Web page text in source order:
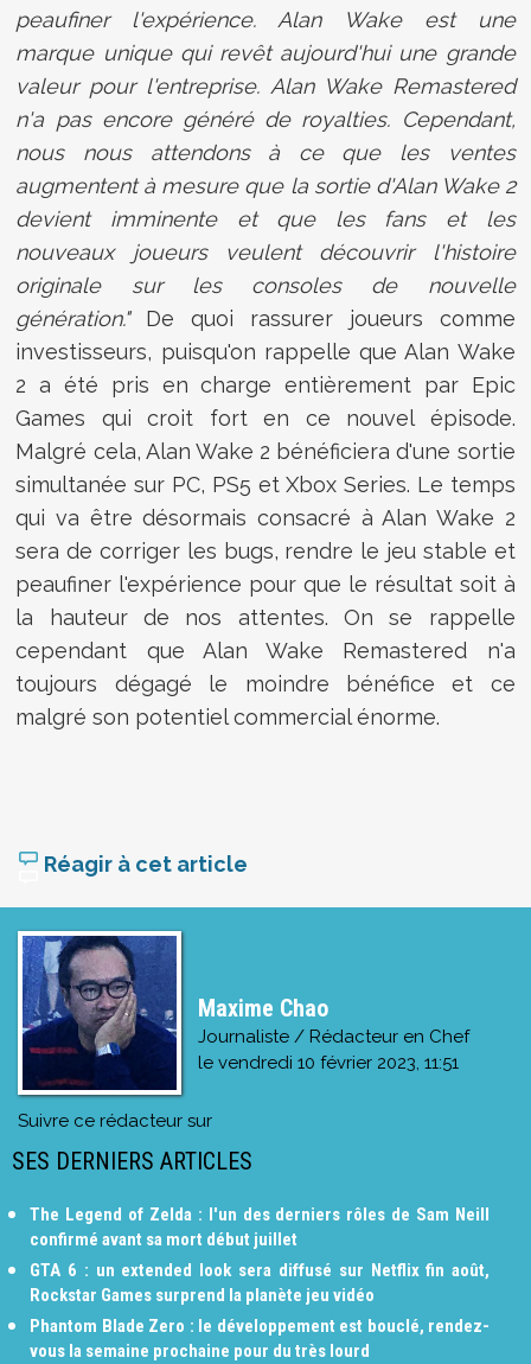
peaufiner l'expérience. Alan Wake est une
marque unique qui revêt aujourd'hui une grande
valeur pour l'entreprise. Alan Wake Remastered
n'a pas encore généré de royalties. Cependant,
nous nous attendons à ce que les ventes
augmentent à mesure que la sortie d'Alan Wake 2
devient imminente et que les fans et les
nouveaux joueurs veulent découvrir l'histoire
originale sur les consoles de nouvelle
génération."De quoi rassurer joueurs comme
investisseurs, puisqu'on rappelle que Alan Wake
2 a été pris en charge entièrement par Epic
Games qui croit fort en ce nouvel épisode.
Malgré cela, Alan Wake 2 bénéficiera d'une sortie
simultanée sur PC, PS5 et Xbox Series. Le temps
qui va être désormais consacré à Alan Wake 2
sera de corriger les bugs, rendre le jeu stable et
peaufiner l'expérience pour que le résultat soit à
la hauteur de nos attentes. On se rappelle
cependant que Alan Wake Remastered n'a
toujours dégagé le moindre bénéfice et ce
malgré son potentiel commercial énorme.
Réagir à cet article
Maxime Chao
Journaliste / Rédacteur en Chef
le vendredi 10 février 2023, 11:51
Suivre ce rédacteur sur
SES DERNIERS ARTICLES
The Legend of Zelda : l'un des derniers rôles de Sam Neill
confirmé avant sa mort début juillet
GTA 6 : un extended look sera diffusé sur Netflix fin août,
Rockstar Games surprend la planète jeu vidéo
Phantom Blade Zero : le développement est bouclé, rendez-
vous la semaine prochaine pour du très lourd